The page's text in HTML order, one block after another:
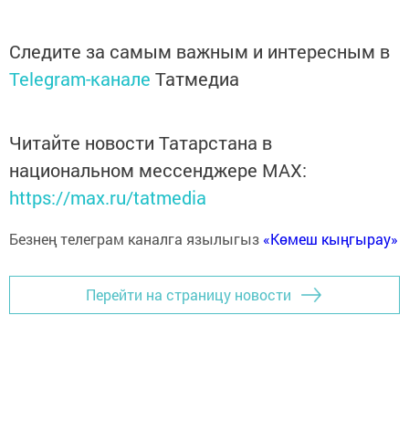
Следите за самым важным и интересным в
Telegram-канале Татмедиа
Читайте новости Татарстана в
национальном мессенджере MАХ:
https://max.ru/tatmedia
Безнең телеграм каналга язылыгыз «Көмеш кыңгырау»
Перейти на страницу новости